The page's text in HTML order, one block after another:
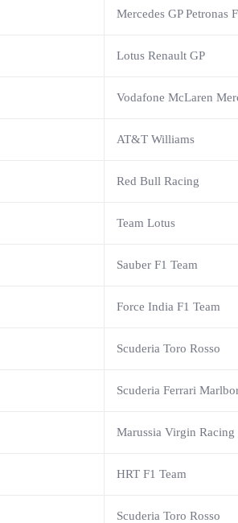
Mercedes GP Petronas
Lotus Renault GP
Vodafone McLaren
AT&T Williams
Red Bull Racing
Team Lotus
Sauber F1 Team
Force India F1 Team
Scuderia Toro Rosso
Scuderia Ferrari
Marussia Virgin Racing
HRT F1 Team
Scuderia Toro Rosso